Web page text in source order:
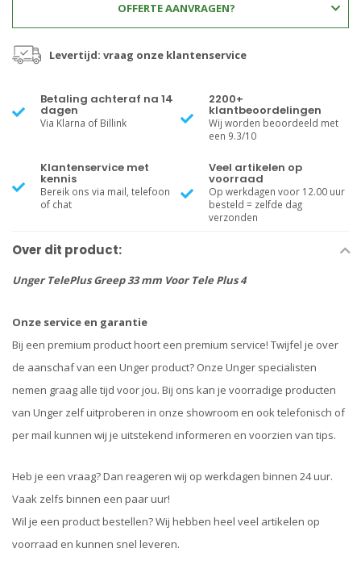
OFFERTE AANVRAGEN?
Levertijd: vraag onze klantenservice
Betaling achteraf na 14
dagen
Via Klarna of Billink
2200+
klantbeoordelingen
Wij worden beoordeeld met
een 9.3/10
Klantenservice met
kennis
Bereik ons via mail, telefoon
of chat
Veel artikelen op
voorraad
Op werkdagen voor 12.00 uur
besteld = zelfde dag
verzonden
Over dit product:
Unger TelePlus Greep 33 mm Voor Tele Plus 4
Onze service en garantie
Bij een premium product hoort een premium service! Twijfel je over
de aanschaf van een Unger product? Onze Unger specialisten
nemen graag alle tijd voor jou. Bij ons kan je voorradige producten
van Unger zelf uitproberen in onze showroom en ook telefonisch of
per mail kunnen wij je uitstekend informeren en voorzien van tips.
Heb je een vraag? Dan reageren wij op werkdagen binnen 24 uur.
Vaak zelfs binnen een paar uur!
Wil je een product bestellen? Wij hebben heel veel artikelen op
voorraad en kunnen snel leveren.